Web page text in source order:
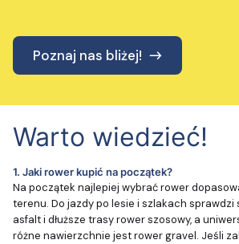
Poznaj nas bliżej!
Warto wiedzieć!
1. Jaki rower kupić na początek?
Na początek najlepiej wybrać rower
terenu. Do jazdy po lesie i szlakach sprawdzi
asfalt i dłuższe trasy rower szosowy, a
różne nawierzchnie jest rower gravel. Jeśli